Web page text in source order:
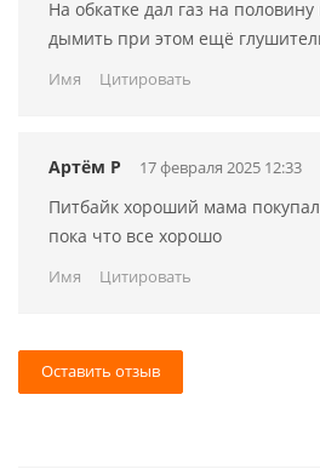
На обкатке дал газ на
дымить при этом ещё
Имя Цитировать
Артём Р 17 февраля 2025 12:33
Питбайк хороший мама
пока что все хорошо
Имя Цитировать
Оставить отзыв